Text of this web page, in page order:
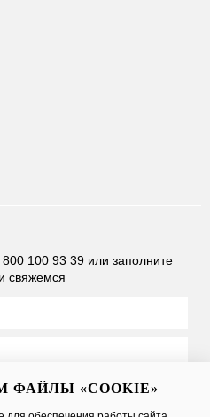
800 100 93 39 или заполните
свяжемся
«COOKIE»